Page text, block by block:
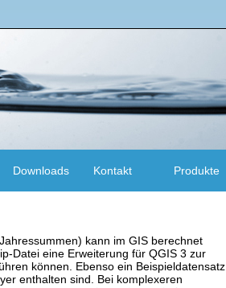
Downloads Kontakt Produkte
kann im GIS berechnet
Datei eine Erweiterung für QGIS 3 zur
können. Ebenso ein Beispieldatensatz
enthalten sind. Bei komplexeren